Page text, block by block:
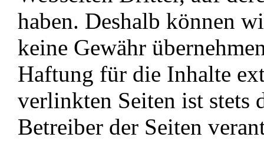
haben. Deshalb können
keine Gewähr
Haftung für die Inhalte
verlinkten Seiten ist stets
Betreiber der Seiten